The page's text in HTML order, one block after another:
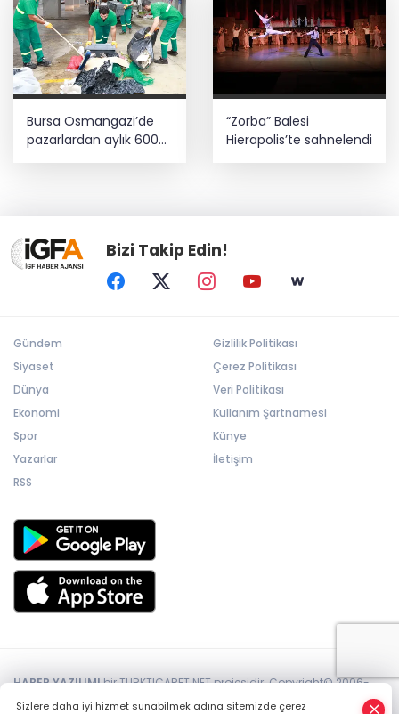
Bursa Osmangazi’de
pazarlardan aylık 600
“Zorba” Balesi
Hierapolis’te sahnelendi
Bizi Takip Edin!
Gündem
Siyaset
Dünya
Ekonomi
Spor
Yazarlar
RSS
Gizlilik Politikası
Çerez Politikası
Veri Politikası
Kullanım Şartnamesi
Künye
İletişim
HABER YAZILIMIbir TURKTICARET.NET projesidir. Copyright© 2006-
Sizlere daha iyi hizmet sunabilmek adına sitemizde çerez